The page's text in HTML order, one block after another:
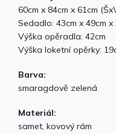
60cm x 84cm x 61cm
Sedadlo: 43cm x 49cm x
Výška opěradla: 42cm
Výška loketní opěrky:
Barva:
smaragdově zelená
Materiál:
samet, kovový rám